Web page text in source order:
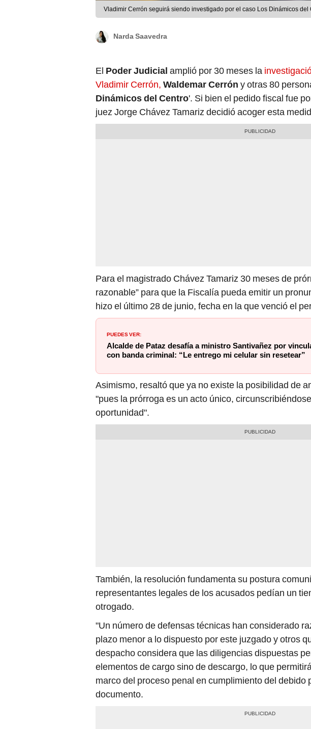
Vladimir Cerrón seguirá siendo investigado por el caso Los Dinámicos del
Narda Saavedra
El Poder Judicial amplió por 30 meses la
Vladimir Cerrón, Waldemar Cerrón y otras 80
Dinámicos del Centro'. Si bien el pedido fiscal fue
juez Jorge Chávez Tamariz decidió acoger esta
Para el magistrado Chávez Tamariz 30 meses de
razonable” para que la Fiscalía pueda emitir un
hizo el último 28 de junio, fecha en la que venció el
PUEDES VER:
Alcalde de Pataz desafía a ministro Santivañez por
con banda criminal: “Le entrego mi celular sin resetear”
Asimismo, resaltó que ya no existe la posibilidad de
"pues la prórroga es un acto único,
oportunidad".
También, la resolución fundamenta su postura
representantes legales de los acusados pedían un
otrogado.
"Un número de defensas técnicas han considerado
plazo menor a lo dispuesto por este juzgado y otros
despacho considera que las diligencias dispuestas
elementos de cargo sino de descargo, lo que
marco del proceso penal en cumplimiento del debido
documento.